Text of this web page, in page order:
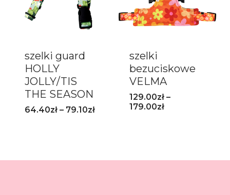
szelki guard
HOLLY
JOLLY/TIS
THE SEASON
64.40zł – 79.10zł
szelki
bezuciskowe
VELMA
129.00zł –
179.00zł